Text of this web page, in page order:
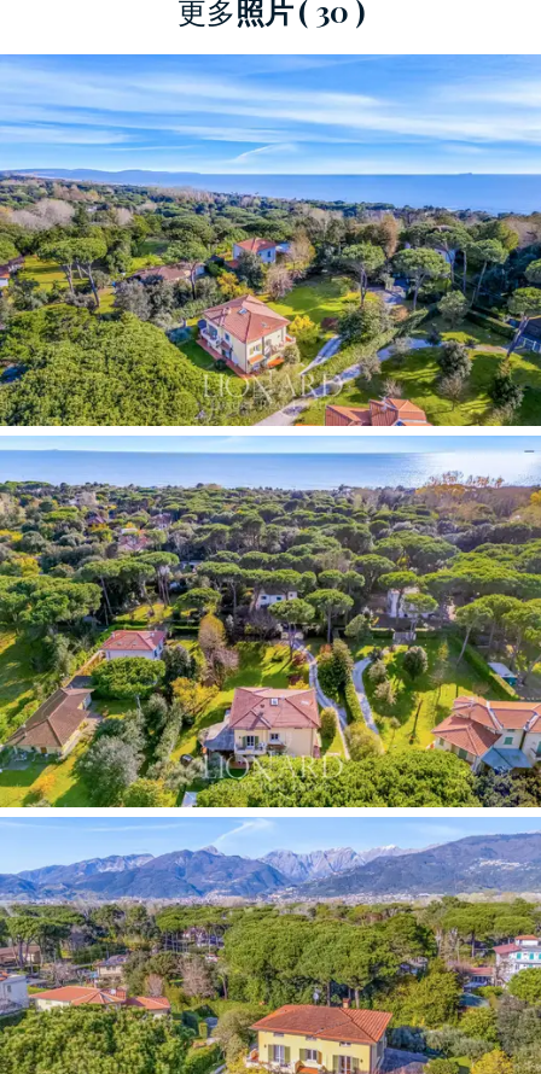
還設有客用衛生間和實用走廊。寬敞的陽台連接
室內外空間，擺放著一張可容納八人的大理石餐
桌，並配有休閒的戶外家具：這裡氛圍極佳，綠
植環繞，面向花園，是家庭社交生活的中心。此
外，一樓還設有專屬涼棚下的戶外按摩浴缸，為
住戶增添了一抹高品質的健康享受。
主要的睡眠區集中在二樓，設有四間寬敞的雙人
臥室，每間臥室都空間充足，採光極佳。三間浴
室，其中一間是主臥室套房，配有浴缸和獨立淋
浴間，確保住戶和客人都能享受舒適的睡眠體
驗。高品質的裝潢、協調統一的家具以及對建築
細節的精雕細琢，保證了整個空間品質的一致
性，使睡眠區無需任何裝修即可立即入住。
閣樓是這處房產用途最廣泛的部分：它包含一個
獨立的公寓，內設客廳、臥室和浴室——非常適
合用作獨立的客房或員工宿舍——以及一個帶撞
球桌的大型公共生活區。
為了完善配套設施，該物業內設有三個室內停車
位和兩個室外停車位，且可輕鬆擴建，即使招待
眾多賓客也能確保便捷的停車體驗。花園綠草如
茵，古樹參天，陰涼處點綴其間，為一天中的每
個時刻都提供了理想的場所：從清晨在玉蘭樹蔭
下享用早餐，到傍晚在松樹下品嚐開胃酒，處處
洋溢著自然氣息，令人不禁聯想到20世紀初宏偉
避暑別墅的園林景觀。
更多照片( 30 )